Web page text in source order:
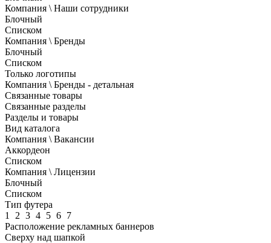
Компания \ Наши сотрудники
Блочный
Списком
Компания \ Бренды
Блочный
Списком
Только логотипы
Компания \ Бренды - детальная
Связанные товары
Связанные разделы
Разделы и товары
Вид каталога
Компания \ Вакансии
Аккордеон
Списком
Компания \ Лицензии
Блочный
Списком
Тип футера
1
2 3 4 5 6 7
Расположение рекламных баннеров
Сверху над шапкой